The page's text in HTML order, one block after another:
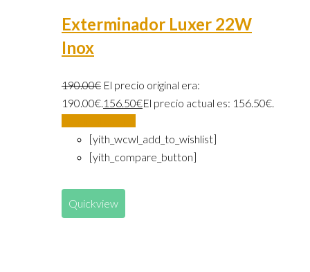
Exterminador Luxer 22W
Inox
190.00€ El precio original era:
190.00€.156.50€El precio actual es: 156.50€.
[yith_wcwl_add_to_wishlist]
[yith_compare_button]
Quickview